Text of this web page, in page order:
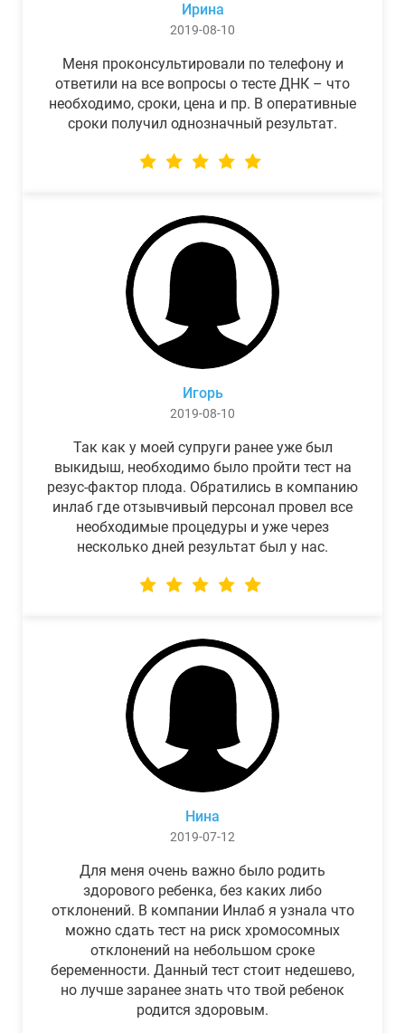
Ирина
2019-08-10
Меня проконсультировали по телефону и
ответили на все вопросы о тесте ДНК – что
необходимо, сроки, цена и пр. В оперативные
сроки получил однозначный результат.
Игорь
2019-08-10
Так как у моей супруги ранее уже был
выкидыш, необходимо было пройти тест на
резус-фактор плода. Обратились в компанию
инлаб где отзывчивый персонал провел все
необходимые процедуры и уже через
несколько дней результат был у нас.
Нина
2019-07-12
Для меня очень важно было родить
здорового ребенка, без каких либо
отклонений. В компании Инлаб я узнала что
можно сдать тест на риск хромосомных
отклонений на небольшом сроке
беременности. Данный тест стоит недешево,
но лучше заранее знать что твой ребенок
родится здоровым.